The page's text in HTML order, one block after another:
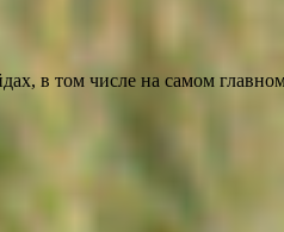
в том числе на самом